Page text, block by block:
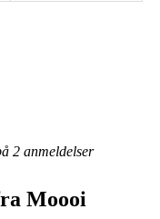
2 anmeldelser
Moooi